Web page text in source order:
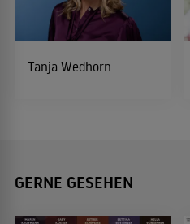
Tanja Wedhorn
GERNE GESEHEN